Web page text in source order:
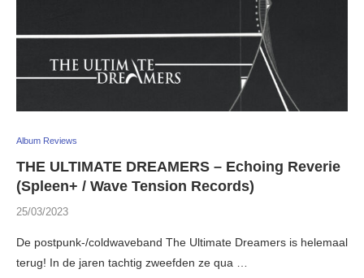
Album Reviews
THE ULTIMATE DREAMERS – Echoing Reverie
(Spleen+ / Wave Tension Records)
25/03/2023
De postpunk-/coldwaveband The Ultimate Dreamers is helemaal
terug! In de jaren tachtig zweefden ze qua …